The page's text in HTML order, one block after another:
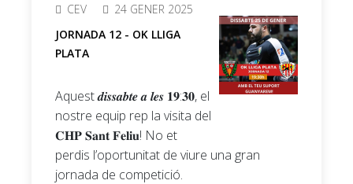
CEV
24 GENER 2025
JORNADA 12 - OK LLIGA
PLATA
Aquest 𝒅𝒊𝒔𝒔𝒂𝒃𝒕𝒆 𝒂 𝒍𝒆𝒔 𝟏𝟗:𝟑𝟎, el
nostre equip rep la visita del
𝐂𝐇𝐏 𝐒𝐚𝐧𝐭 𝐅𝐞𝐥𝐢𝐮! No et
perdis l’oportunitat de viure una gran
jornada de competició.